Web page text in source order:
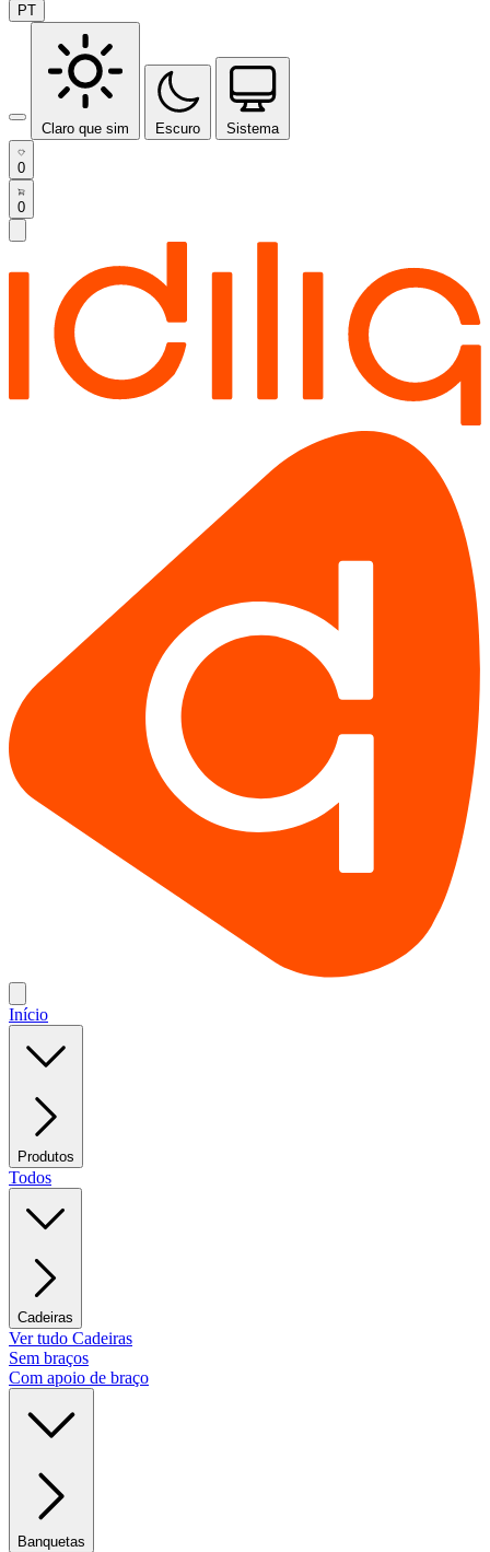
PT
Claro que sim Escuro Sistema
0
0
Início
Produtos
Todos
Cadeiras
Ver tudo Cadeiras
Sem braços
Com apoio de braço
Banquetas